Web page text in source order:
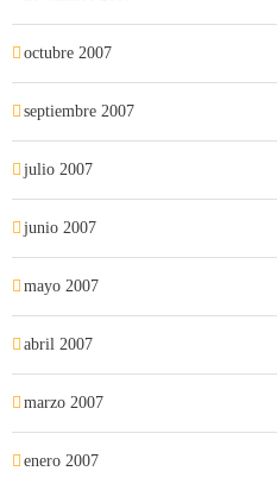
octubre 2007
septiembre 2007
julio 2007
junio 2007
mayo 2007
abril 2007
marzo 2007
enero 2007